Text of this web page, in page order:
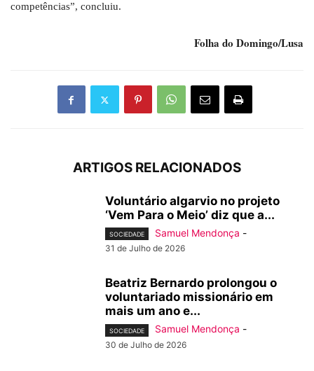
competências”, concluiu.
Folha do Domingo/Lusa
ARTIGOS RELACIONADOS
Voluntário algarvio no projeto
‘Vem Para o Meio’ diz que a...
SOCIEDADE Samuel Mendonça -
31 de Julho de 2026
Beatriz Bernardo prolongou o
voluntariado missionário em
mais um ano e...
SOCIEDADE Samuel Mendonça -
30 de Julho de 2026